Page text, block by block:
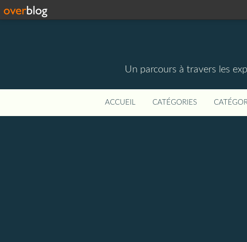
Un parcours à travers les
ACCUEIL CATÉGORIES